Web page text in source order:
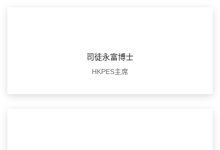
司徒永富博士
HKPES主席